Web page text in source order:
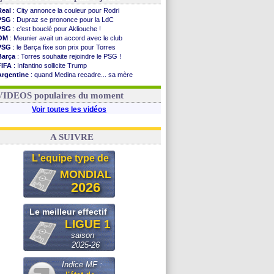
: City annonce la couleur pour Rodri
: Dupraz se prononce pour la LdC
: c'est bouclé pour Akliouche !
: Meunier avait un accord avec le club
: le Barça fixe son prix pour Torres
: Torres souhaite rejoindre le PSG !
: Infantino sollicite Trump
: quand Medina recadre... sa mère
: Paixão attire un 2e club anglais
populaires du moment
Voir toutes les vidéos
A SUIVRE
L'equipe type de
MONDIAL
2026
Le meilleur effectif
LIGUE 1
saison
2025-26
Indice MF :